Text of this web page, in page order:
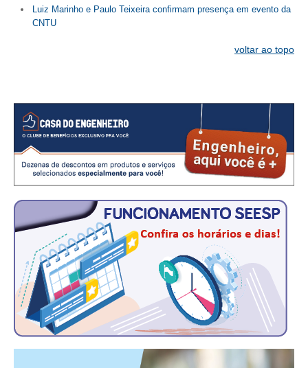
Luiz Marinho e Paulo Teixeira confirmam presença em evento da
CNTU
voltar ao topo